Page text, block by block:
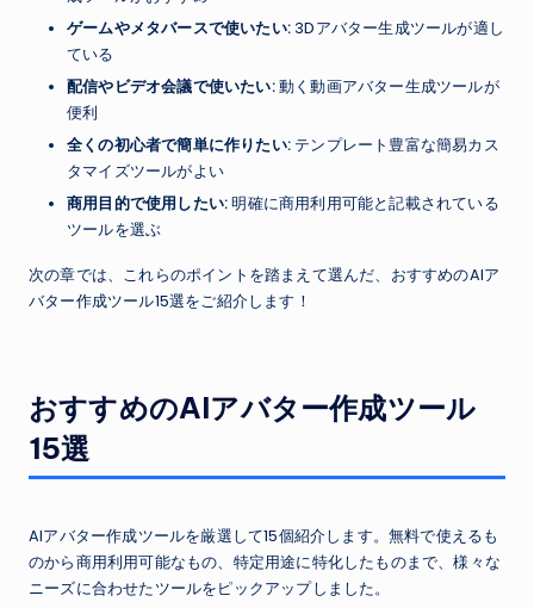
ゲームやメタバースで使いたい: 3Dアバター生成ツールが適し
ている
配信やビデオ会議で使いたい:動く動画アバター生成ツールが
便利
全くの初心者で簡単に作りたい: テンプレート豊富な簡易カス
タマイズツールがよい
商用目的で使用したい:明確に商用利用可能と記載されている
ツールを選ぶ
次の章では、これらのポイントを踏まえて選んだ、おすすめのAIア
バター作成ツール15選をご紹介します！
おすすめのAIアバター作成ツール
15選
AIアバター作成ツールを厳選して15個紹介します。無料で使えるも
のから商用利用可能なもの、特定用途に特化したものまで、様々な
ニーズに合わせたツールをピックアップしました。